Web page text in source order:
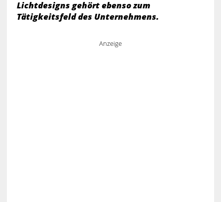
Lichtdesigns gehört ebenso zum
Tätigkeitsfeld des Unternehmens.
Anzeige